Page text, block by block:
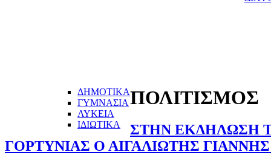
ΔΗΜΟΤΙΚΑ
ΓΥΜΝΑΣΙΑ
ΛΥΚΕΙΑ
ΙΔΙΩΤΙΚΑ
ΠΟΛΙΤΙΣΜΟΣ
ΣΤΗΝ ΕΚΔΗΛΩΣΗ
ΓΟΡΤΥΝΙΑΣ Ο ΑΙΓΑΛΙΩΤΗΣ